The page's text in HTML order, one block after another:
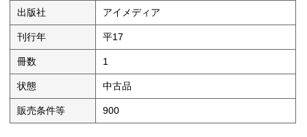
出版社 アイメディア
刊行年 平17
冊数 1
状態 中古品
販売条件等 900